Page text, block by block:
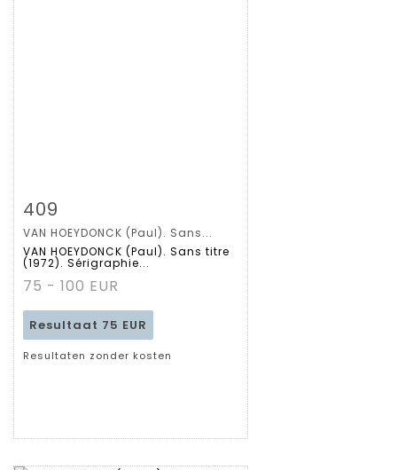
Gedetailleerde
fiche
409
VAN HOEYDONCK (Paul). Sans...
VAN HOEYDONCK (Paul). Sans titre
(1972). Sérigraphie...
75 - 100 EUR
Resultaat 75 EUR
Resultaten zonder kosten